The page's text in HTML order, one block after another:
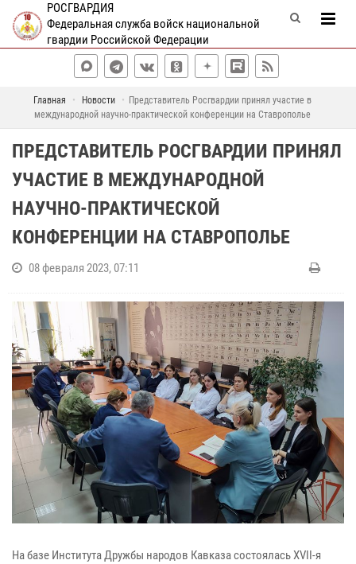
РОСГВАРДИЯ
Федеральная служба войск национальной
гвардии Российской Федерации
Главная Новости
Представитель Росгвардии принял участие в
международной научно-практической конференции на Ставрополье
ПРЕДСТАВИТЕЛЬ РОСГВАРДИИ ПРИНЯЛ
УЧАСТИЕ В МЕЖДУНАРОДНОЙ
НАУЧНО-ПРАКТИЧЕСКОЙ
КОНФЕРЕНЦИИ НА СТАВРОПОЛЬЕ
08 февраля 2023, 07:11
На базе Института Дружбы народов Кавказа состоялась XVII-я